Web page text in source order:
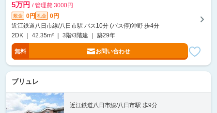
5万円 / 管理費 3000円
敷金 0円 礼金
0円
近江鉄道八日市線/八日市駅 バス10分 (バス停)沖野 歩4分
2DK ｜ 42.35m² ｜ 3階/3階建 ｜ 築29年
無料 お問い合わせ
ブリュレ
近江鉄道八日市線/八日市駅 歩9分